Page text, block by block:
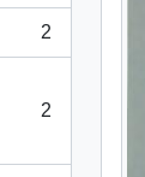
2
2